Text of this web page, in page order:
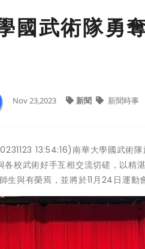
國武術隊勇
Nov 23,2023 新聞 新聞時事
13:54:16)南華大學國武術
各校武術好手互相交流切磋，以精
生與有榮焉，並將於11月24日運動